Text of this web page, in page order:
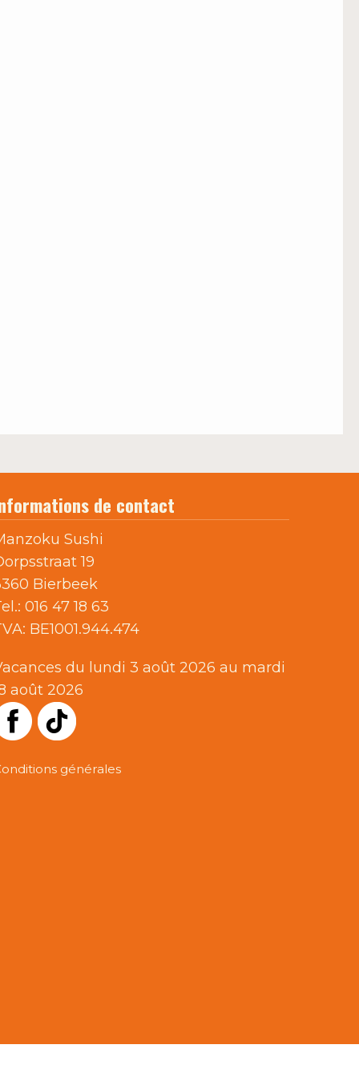
de contact
Sushi
19
Bierbeek
016 47 18 63
BE1001.944.474
du lundi 3 août 2026 au mardi
août 2026
générales